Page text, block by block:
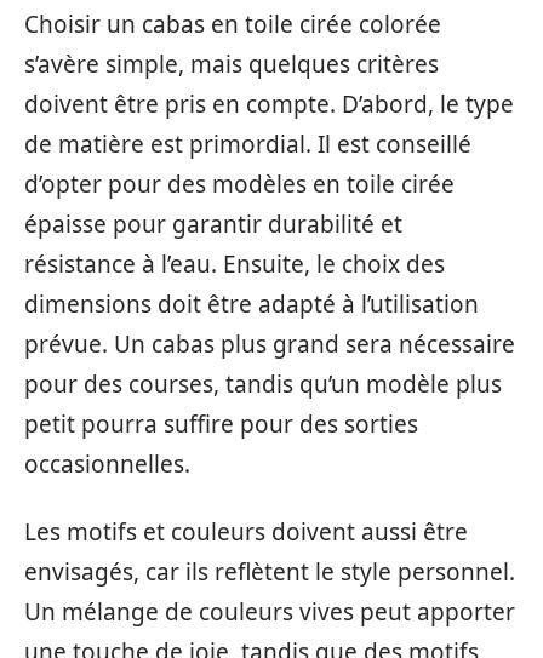
Choisir un cabas en toile cirée colorée
s’avère simple, mais quelques critères
doivent être pris en compte. D’abord, le type
de matière est primordial. Il est conseillé
d’opter pour des modèles en toile cirée
épaisse pour garantir durabilité et
résistance à l’eau. Ensuite, le choix des
dimensions doit être adapté à l’utilisation
prévue. Un cabas plus grand sera nécessaire
pour des courses, tandis qu’un modèle plus
petit pourra suffire pour des sorties
occasionnelles.
Les motifs et couleurs doivent aussi être
envisagés, car ils reflètent le style personnel.
Un mélange de couleurs vives peut apporter
une touche de joie, tandis que des motifs